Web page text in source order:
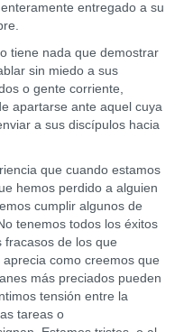
entregado a su
nada que demostrar
sin miedo a sus
o gente corriente,
apartarse ante aquel cuya
a sus discípulos hacia
que cuando estamos
hemos perdido a alguien
cumplir algunos de
tenemos todos los éxitos
de los que
como creemos que
más preciados pueden
tensión entre la
tareas o